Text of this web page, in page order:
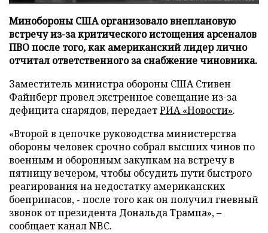
Минобороны США организовало внеплановую
встречу из-за критического истощения арсеналов
ПВО после того, как американский лидер лично
отчитал ответственного за снабжение чиновника.
Заместитель министра обороны США Стивен
Файнберг провел экстренное совещание из-за
дефицита снарядов, передаетРИА «Новости».
«Второй в цепочке руководства министерства
обороны человек срочно собрал высших чинов по
военным и оборонным закупкам на встречу в
пятницу вечером, чтобы обсудить пути быстрого
реагирования на недостатку американских
боеприпасов, - после того как он получил гневный
звонок от президента Дональда Трампа», –
сообщает канал NBC.